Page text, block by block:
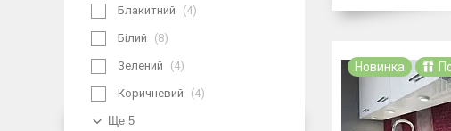
Новинка
Блакитний 4
Білий 8
Зелений 4
Коричневий 4
Ще 5